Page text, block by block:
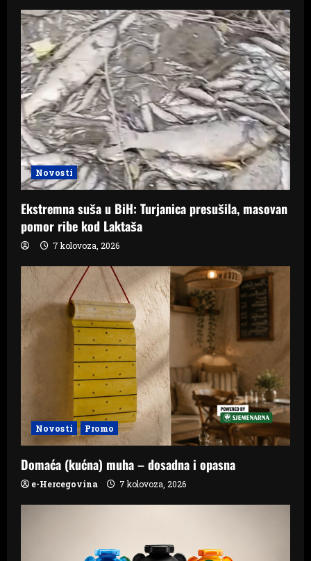
Novosti
Ekstremna suša u BiH: Turjanica presušila, masovan
pomor ribe kod Laktaša
7 kolovoza, 2026
Novosti Promo
Domaća (kućna) muha – dosadna i opasna
e-Hercegovina 7 kolovoza, 2026